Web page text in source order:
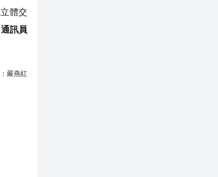
體交
訊員
嚴燕紅